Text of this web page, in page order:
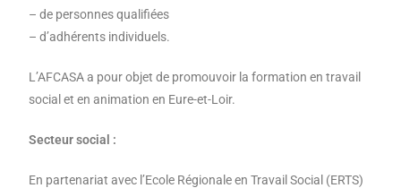
– de personnes qualifiées
– d’adhérents individuels.
L’AFCASA a pour objet de promouvoir la formation en travail
social et en animation en Eure-et-Loir.
Secteur social :
En partenariat avec l’Ecole Régionale en Travail Social (ERTS)